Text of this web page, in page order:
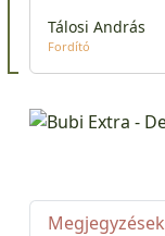
Tálosi András
Fordító
Megjegyzések